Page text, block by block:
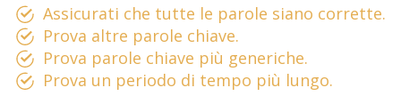
Assicurati che tutte le parole siano corrette.
Prova altre parole chiave.
Prova parole chiave più generiche.
Prova un periodo di tempo più lungo.